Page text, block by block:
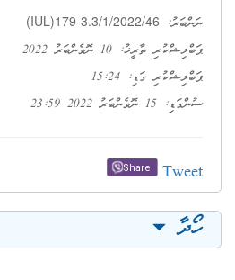
ނަންބަރު: (IUL)179-3.3/1/2022/46
ޕަބްލިޝްކުރި ތާރީޚު: 10 ނޮވެންބަރު 2022
ޕަބްލިޝްކުރި ގަޑި: 15:24
ސުންގަޑި: 15 ނޮވެންބަރު 2022 23:59
Tweet
Share
ހޯދާ